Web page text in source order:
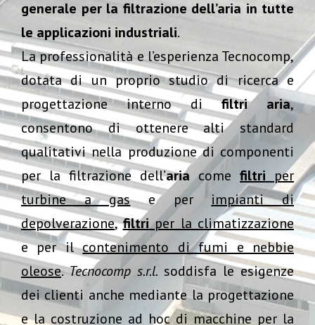
generale per la filtrazione dell’aria in tutte
le applicazioni industriali.
La professionalità e l’esperienza Tecnocomp,
dotata di un proprio studio di ricerca e
progettazione interno difiltri aria,
consentono di ottenere alti standard
qualitativi nella produzione di componenti
per la filtrazione dell’aria come filtri per
turbine a gase per impianti di
depolverazione,filtriper la climatizzazione
e per ilcontenimento di fumi e nebbie
oleose.Tecnocomp s.r.l. soddisfa le esigenze
dei clienti anche mediante la progettazione
e la costruzione ad hoc di macchine per la